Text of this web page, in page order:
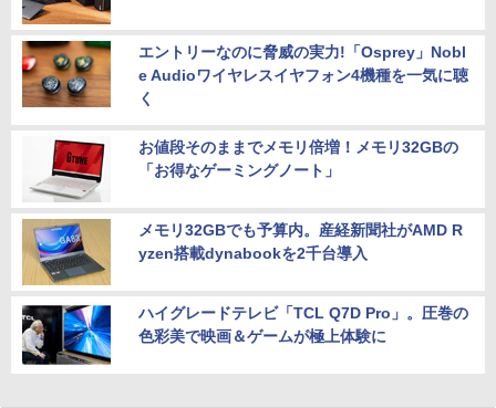
エントリーなのに脅威の実力!「Osprey」Nobl
e Audioワイヤレスイヤフォン4機種を一気に聴
く
お値段そのままでメモリ倍増！メモリ32GBの
「お得なゲーミングノート」
メモリ32GBでも予算内。産経新聞社がAMD R
yzen搭載dynabookを2千台導入
ハイグレードテレビ「TCL Q7D Pro」。圧巻の
色彩美で映画＆ゲームが極上体験に